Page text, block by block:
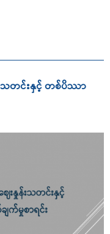
းသတင်းနှင့် တစ်ပိဿာ